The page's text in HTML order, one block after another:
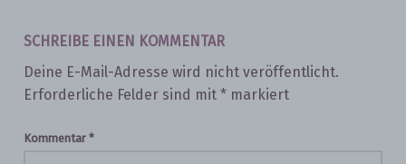
SCHREIBE EINEN KOMMENTAR
Deine E-Mail-Adresse wird nicht veröffentlicht.
Erforderliche Felder sind mit *markiert
Kommentar *